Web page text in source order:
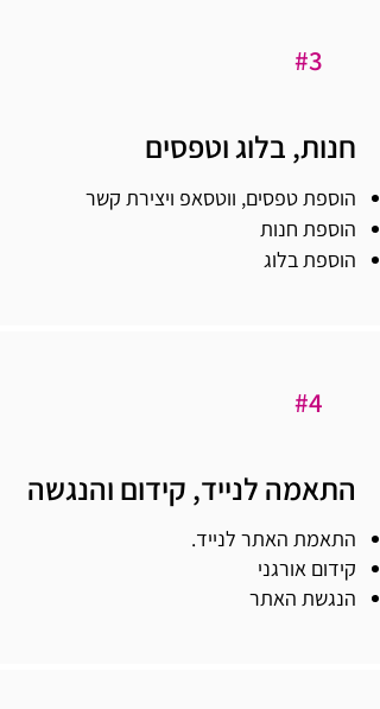
#3
חנות, בלוג וטפסים
הוספת טפסים, ווטסאפ ויצירת קשר
הוספת חנות
הוספת בלוג
#4
התאמה לנייד, קידום והנגשה
התאמת האתר לנייד.
קידום אורגני
הנגשת האתר